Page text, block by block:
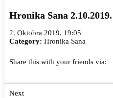
Hronika Sana 2.10.2019.
2. Oktobra 2019. 19:05
Category: Hronika Sana
Share this with your friends via:
Next